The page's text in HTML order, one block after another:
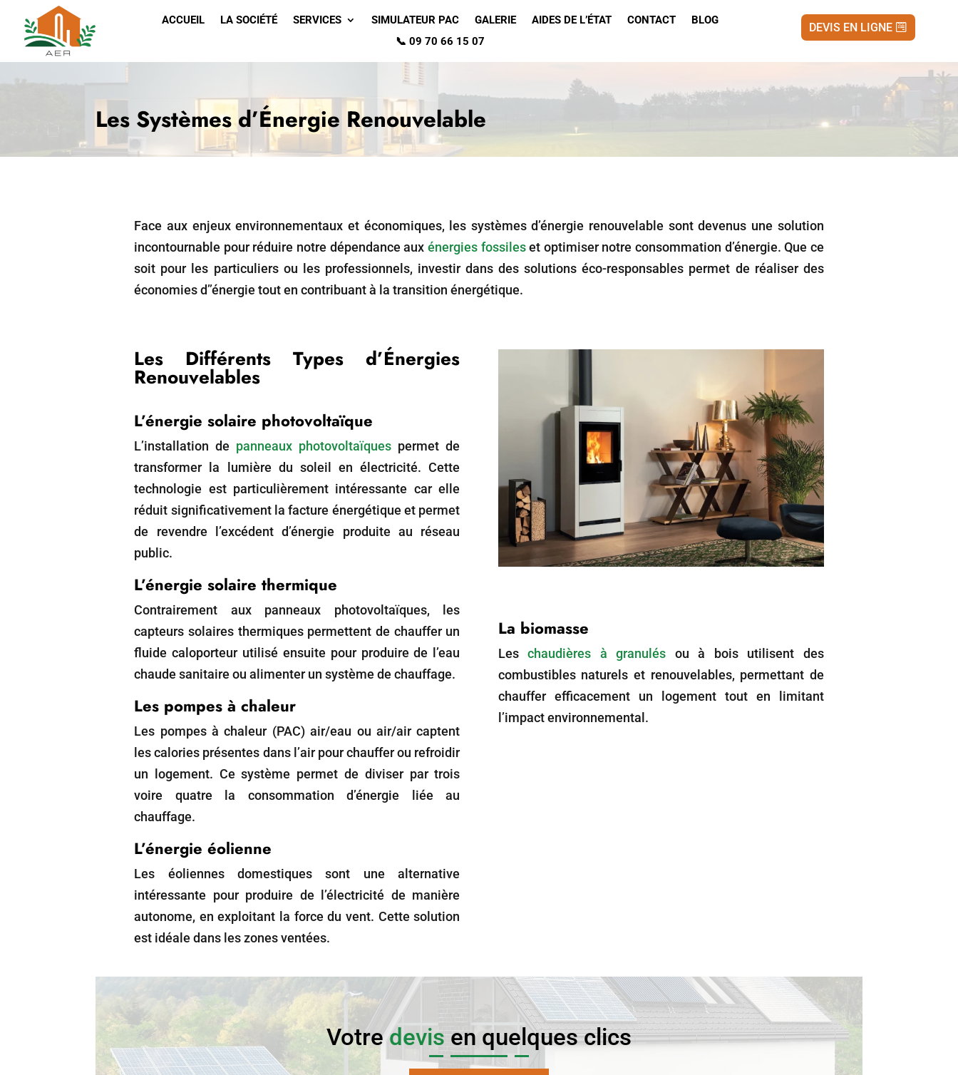
ACCUEIL LA SOCIÉTÉ SERVICES SIMULATEUR PAC GALERIE AIDES DE L’ÉTAT CONTACT
BLOG
📞 09 70 66 15 07
DEVIS EN LIGNE
Les Systèmes d’Énergie Renouvelable
Face aux enjeux environnementaux et économiques, les systèmes d’énergie renouvelable sont devenus une solution
incontournable pour réduire notre dépendance aux énergies fossileset optimiser notre consommation d’énergie. Que ce
soit pour les particuliers ou les professionnels, investir dans des solutions éco-responsables permet de réaliser des
économies d’’énergie tout en contribuant à la transition énergétique.
Les Différents Types d’Énergies
Renouvelables
L’énergie solaire photovoltaïque
L’installation de panneaux photovoltaïques permet de
transformer la lumière du soleil en électricité. Cette
technologie est particulièrement intéressante car elle
réduit significativement la facture énergétique et permet
de revendre l’excédent d’énergie produite au réseau
public.
L’énergie solaire thermique
Contrairement aux panneaux photovoltaïques, les
capteurs solaires thermiques permettent de chauffer un
fluide caloporteur utilisé ensuite pour produire de l’eau
chaude sanitaire ou alimenter un système de chauffage.
Les pompes à chaleur
Les pompes à chaleur (PAC) air/eau ou air/air captent
les calories présentes dans l’air pour chauffer ou refroidir
un logement. Ce système permet de diviser par trois
voire quatre la consommation d’énergie liée au
chauffage.
L’énergie éolienne
Les éoliennes domestiques sont une alternative
intéressante pour produire de l’électricité de manière
autonome, en exploitant la force du vent. Cette solution
est idéale dans les zones ventées.
La biomasse
Leschaudières à granulés ou à bois utilisent des
combustibles naturels et renouvelables, permettant de
chauffer efficacement un logement tout en limitant
l’impact environnemental.
Votredevisen quelques clics